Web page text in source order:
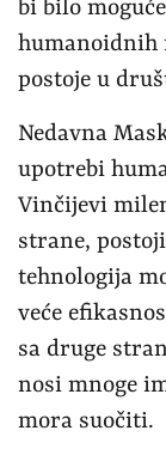
bi bilo
humanoidnih
postoje u
Nedavna
upotrebi
Vinčijevi
strane,
tehnologija
veće
sa druge
nosi mnoge
mora suočiti.